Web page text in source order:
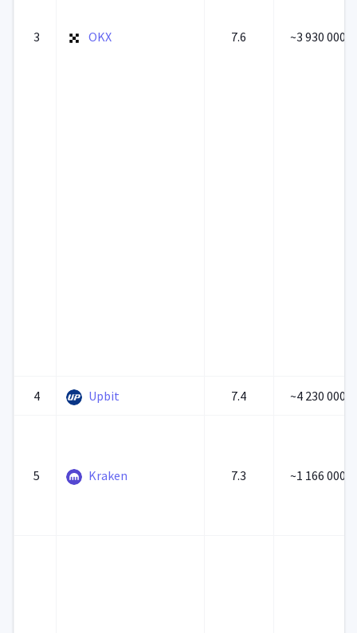
3 OKX 7.6 ~3 930 000
4 Upbit 7.4 ~4 230 000
5 Kraken 7.3 ~1 166 000